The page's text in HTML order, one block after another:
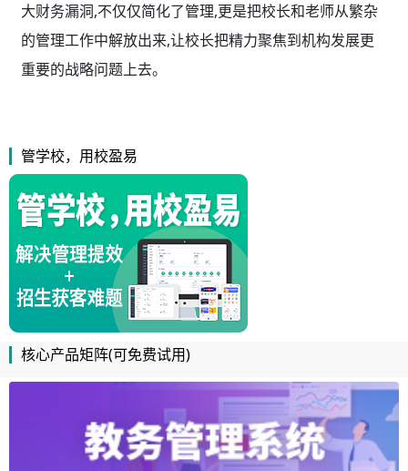
大财务漏洞,不仅仅简化了管理,更是把校长和老师从繁杂
的管理工作中解放出来,让校长把精力聚焦到机构发展更
重要的战略问题上去。
管学校，用校盈易
核心产品矩阵(可免费试用)